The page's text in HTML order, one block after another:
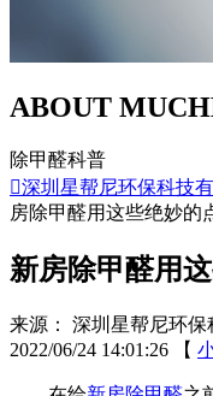
ABOUT
除甲醛科普
深圳星帮尼环保科技
房除甲醛用这些绝妙的
新房除甲醛用
来源： 深圳星帮尼环保
2022/06/24 14:01:26
【